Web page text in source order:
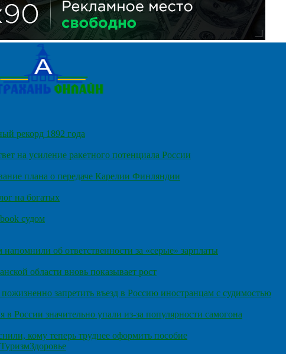
рекорд 1892 года
на усиление ракетного потенциала России
плана о передаче Карелии Финляндии
на богатых
судом
напомнили об ответственности за «серые» зарплаты
области вновь показывает рост
запретить въезд в Россию иностранцам с судимостью
в России значительно упали из-за популярности самогона
кому теперь труднее оформить пособие
ТуризмЗдоровье